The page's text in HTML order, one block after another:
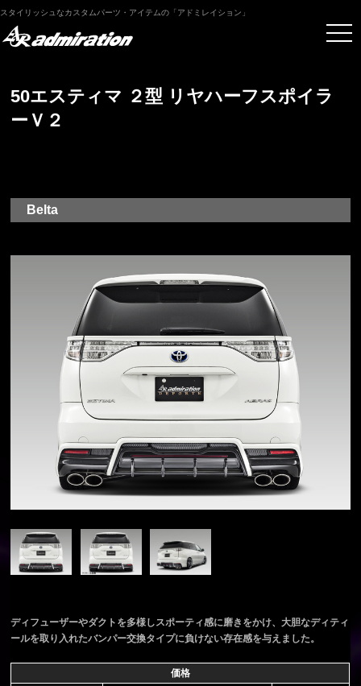
スタイリッシュなカスタムパーツ・アイテムの「アドミレイション」
50エスティマ ２型 リヤハーフスポイラ
ーＶ２
Belta
ディフューザーやダクトを多様しスポーティ感に磨きをかけ、大胆なディティ
ールを取り入れたバンパー交換タイプに負けない存在感を与えました。
価格